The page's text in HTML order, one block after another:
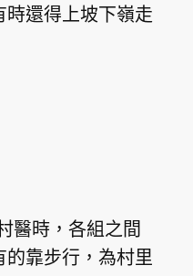
還得上坡下嶺走
時，各組之間
靠步行，為村里